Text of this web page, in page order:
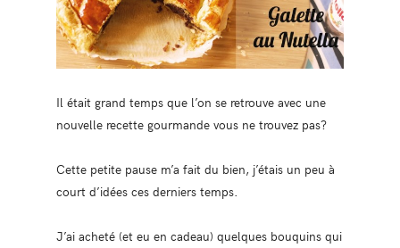
Il était grand temps que l’on se retrouve avec une
nouvelle recette gourmande vous ne trouvez pas?
Cette petite pause m’a fait du bien, j’étais un peu à
court d’idées ces derniers temps.
J’ai acheté (et eu en cadeau) quelques bouquins qui